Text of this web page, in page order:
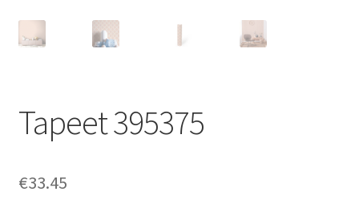
Tapeet 395375
€33.45